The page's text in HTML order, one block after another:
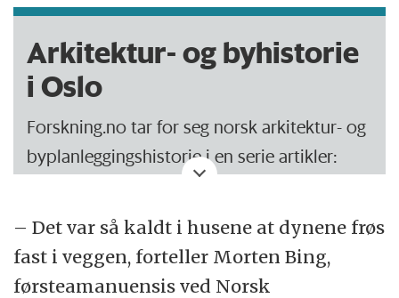
Arkitektur- og byhistorie
i Oslo
Forskning.no tar for seg norsk arkitektur- og
byplanleggingshistorie i en serie artikler:
Ammerud​
Osloslummen på Vika som forsvant
– Det var så kaldt i husene at dynene frøs
fast i veggen, forteller Morten Bing,
førsteamanuensis ved Norsk